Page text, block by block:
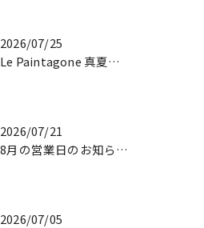
2026/07/25
🥖Le Paintagone 真夏のパン祭り🥖
2026/07/21
【8月の営業日のお知らせ】
2026/07/05